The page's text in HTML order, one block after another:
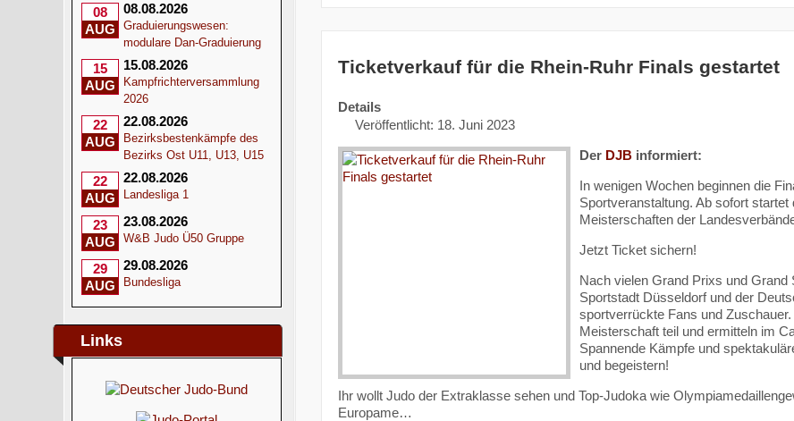
08
AUG
08.08.2026
Graduierungswesen:
modulare Dan-Graduierung
15
AUG
15.08.2026
Kampfrichterversammlung
2026
22
AUG
22.08.2026
Bezirksbestenkämpfe des
Bezirks Ost U11, U13, U15
22
AUG
22.08.2026
Landesliga 1
23
AUG
23.08.2026
W&B Judo Ü50 Gruppe
29
AUG
29.08.2026
Bundesliga
Links
Ticketverkauf für die Rhein-Ruhr Finals gestartet
Details
Veröffentlicht: 18. Juni 2023
Der DJBinformiert:
In wenigen Wochen beginnen die
Sportveranstaltung. Ab sofort
Meisterschaften der
Jetzt Ticket sichern!
Nach vielen Grand Prixs und
Sportstadt Düsseldorf und der
sportverrückte Fans und
Meisterschaft teil und ermitteln im
Spannende Kämpfe und
und begeistern!
Ihr wollt Judo der Extraklasse sehen und Top-Judoka wie
Europame…